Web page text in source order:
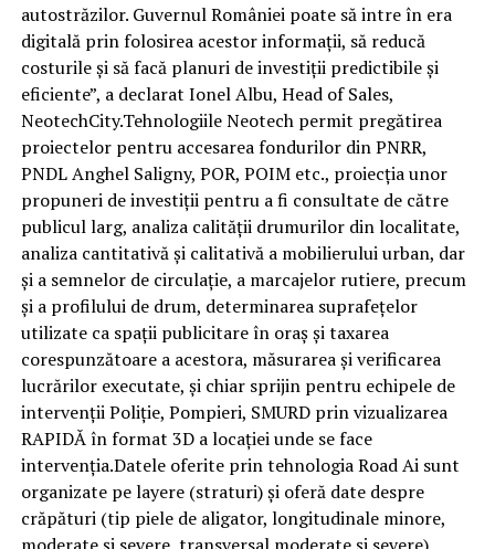
autostrăzilor. Guvernul României poate să intre în era
digitală prin folosirea acestor informații, să reducă
costurile și să facă planuri de investiții predictibile și
eficiente”, a declarat Ionel Albu, Head of Sales,
NeotechCity.Tehnologiile Neotech permit pregătirea
proiectelor pentru accesarea fondurilor din PNRR,
PNDL Anghel Saligny, POR, POIM etc., proiecția unor
propuneri de investiții pentru a fi consultate de către
publicul larg, analiza calității drumurilor din localitate,
analiza cantitativă și calitativă a mobilierului urban, dar
și a semnelor de circulație, a marcajelor rutiere, precum
și a profilului de drum, determinarea suprafețelor
utilizate ca spații publicitare în oraș și taxarea
corespunzătoare a acestora, măsurarea și verificarea
lucrărilor executate, și chiar sprijin pentru echipele de
intervenții Poliție, Pompieri, SMURD prin vizualizarea
RAPIDĂ în format 3D a locației unde se face
intervenția.Datele oferite prin tehnologia Road Ai sunt
organizate pe layere (straturi) și oferă date despre
crăpături (tip piele de aligator, longitudinale minore,